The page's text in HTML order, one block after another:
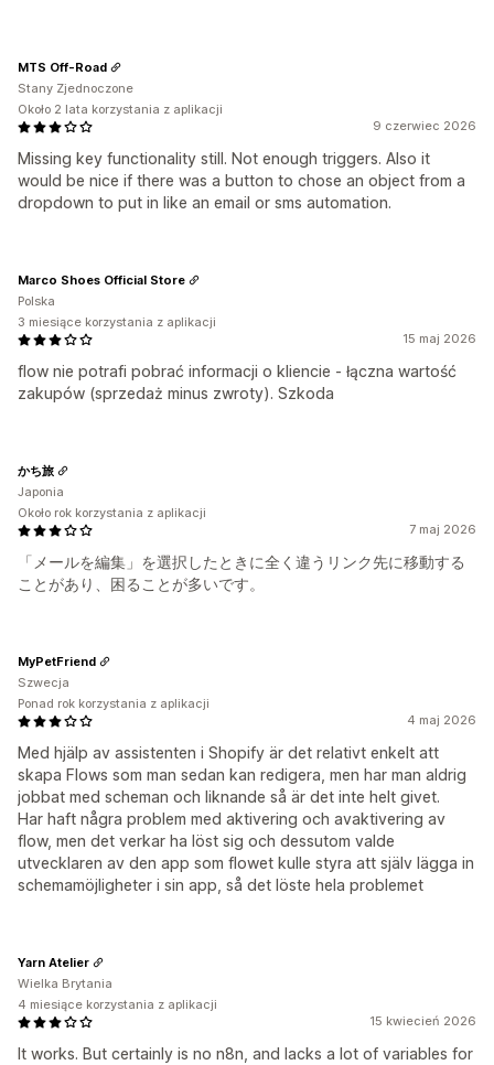
9 czerwiec 2026
Missing key functionality still. Not enough triggers. Also it
would be nice if there was a button to chose an object from a
dropdown to put in like an email or sms automation.
MTS Off-Road
Stany Zjednoczone
Około 2 lata korzystania z aplikacji
15 maj 2026
flow nie potrafi pobrać informacji o kliencie - łączna wartość
zakupów (sprzedaż minus zwroty). Szkoda
Marco Shoes Official Store
Polska
3 miesiące korzystania z aplikacji
7 maj 2026
「メールを編集」を選択したときに全く違うリンク先に移動する
ことがあり、困ることが多いです。
かち旅
Japonia
Około rok korzystania z aplikacji
4 maj 2026
Med hjälp av assistenten i Shopify är det relativt enkelt att
skapa Flows som man sedan kan redigera, men har man aldrig
jobbat med scheman och liknande så är det inte helt givet.
Har haft några problem med aktivering och avaktivering av
flow, men det verkar ha löst sig och dessutom valde
utvecklaren av den app som flowet kulle styra att själv lägga in
schemamöjligheter i sin app, så det löste hela problemet
MyPetFriend
Szwecja
Ponad rok korzystania z aplikacji
15 kwiecień 2026
It works. But certainly is no n8n, and lacks a lot of variables for
Yarn Atelier
Wielka Brytania
4 miesiące korzystania z aplikacji